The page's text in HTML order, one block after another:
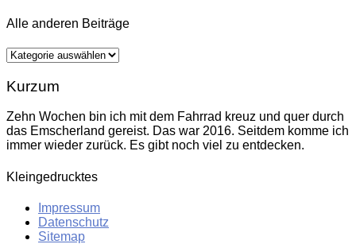
Alle anderen Beiträge
Alle
Beiträge
Kurzum
Zehn Wochen bin ich mit dem Fahrrad kreuz und quer durch
das Emscherland gereist. Das war 2016. Seitdem komme ich
immer wieder zurück. Es gibt noch viel zu entdecken.
Kleingedrucktes
Impressum
Datenschutz
Sitemap